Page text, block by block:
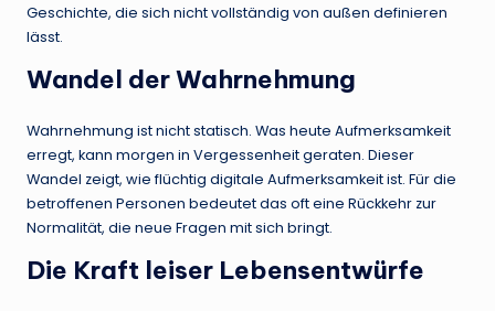
Geschichte, die sich nicht vollständig von außen definieren
lässt.
Wandel der Wahrnehmung
Wahrnehmung ist nicht statisch. Was heute Aufmerksamkeit
erregt, kann morgen in Vergessenheit geraten. Dieser
Wandel zeigt, wie flüchtig digitale Aufmerksamkeit ist. Für die
betroffenen Personen bedeutet das oft eine Rückkehr zur
Normalität, die neue Fragen mit sich bringt.
Die Kraft leiser Lebensentwürfe